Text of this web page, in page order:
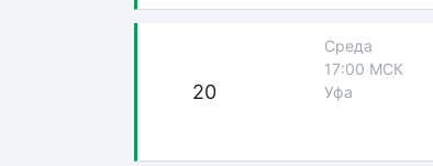
20
Среда
17:00 МСК
Уфа